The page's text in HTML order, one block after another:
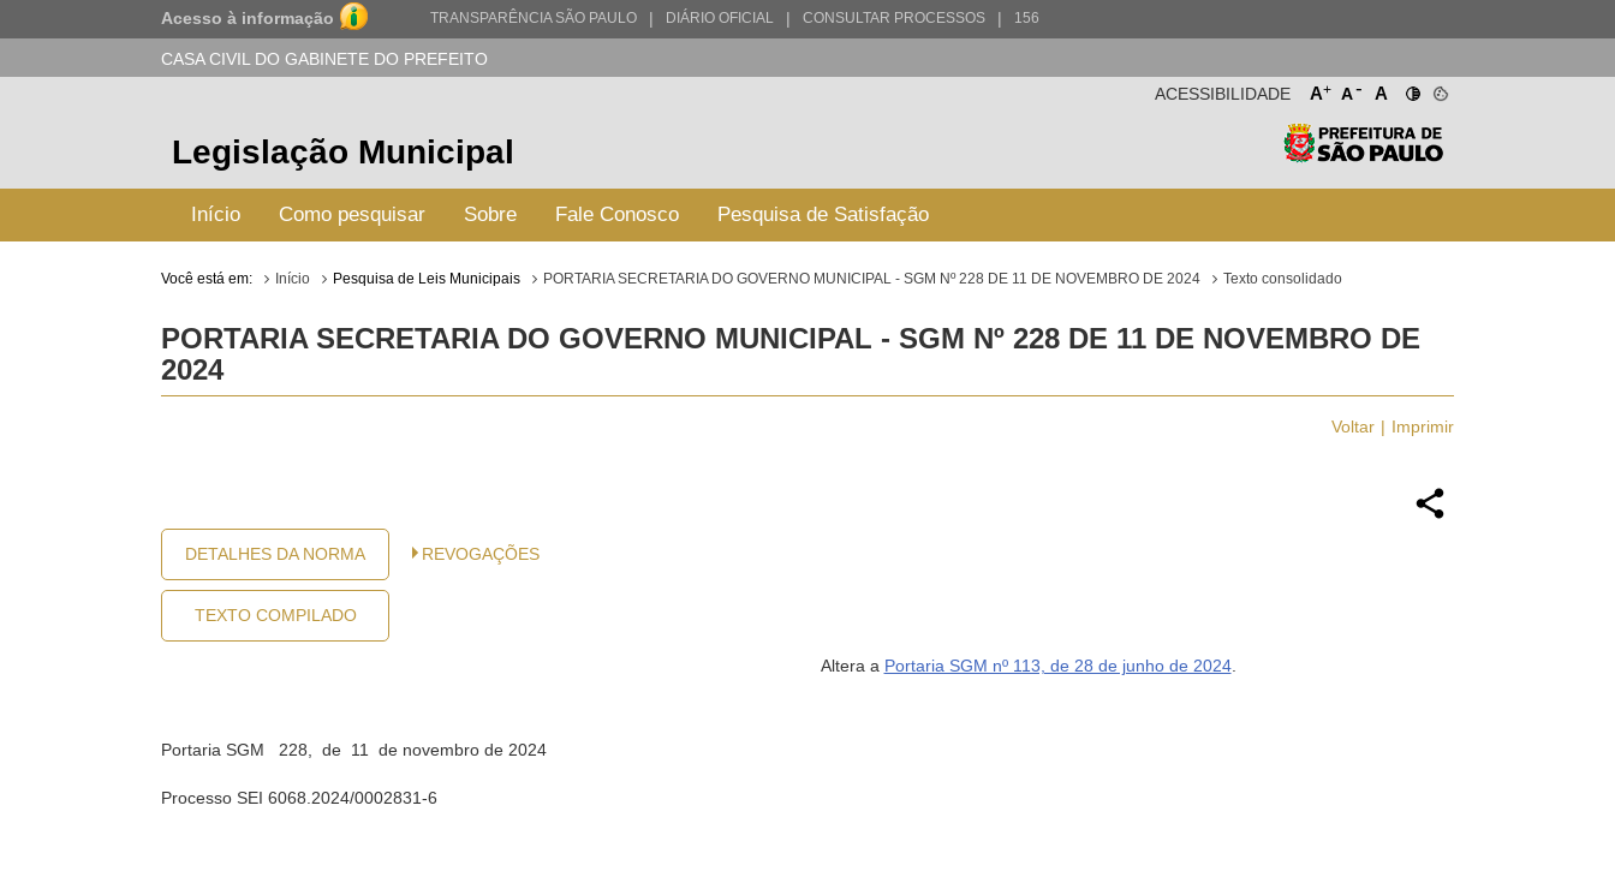
Acesso à informação TRANSPARÊNCIA SÃO PAULO | DIÁRIO OFICIAL | CONSULTAR PROCESSOS | 156
CASA CIVIL DO GABINETE DO PREFEITO
A+ A- A
ACESSIBILIDADE
Legislação Municipal
Início Como pesquisar Sobre Fale Conosco Pesquisa de Satisfação
Você está em: Início Pesquisa de Leis Municipais PORTARIA SECRETARIA DO GOVERNO MUNICIPAL - SGM Nº 228 DE 11 DE NOVEMBRO DE 2024 Texto consolidado
PORTARIA SECRETARIA DO GOVERNO MUNICIPAL - SGM Nº 228 DE 11 DE NOVEMBRO DE
2024
Voltar Imprimir
DETALHES DA NORMA
TEXTO COMPILADO
REVOGAÇÕES
Altera a Portaria SGM nº 113, de 28 de junho de 2024.
Portaria SGM 228, de 11 de novembro de 2024
Processo SEI 6068.2024/0002831-6